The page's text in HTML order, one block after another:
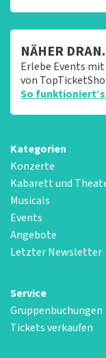
NÄHER
Erlebe Events
von
So funktioniert‘s
Kategorien
Konzerte
Kabarett und
Musicals
Events
Angebote
Letzter Newsletter
Service
Gruppenbuchungen
Tickets verkaufen